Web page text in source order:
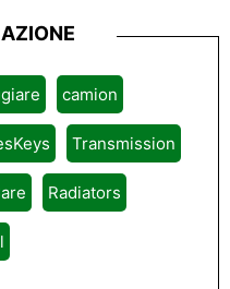
camion
Transmission
Radiators